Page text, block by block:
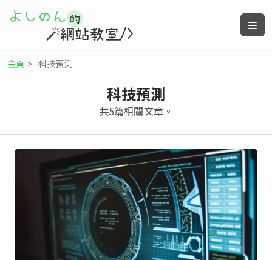
主頁 > 科技預測
科技預測
共5篇相關文章。